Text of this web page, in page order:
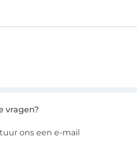
vragen?
ons een e-mail